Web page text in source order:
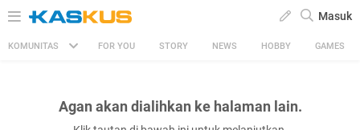
Masuk
KOMUNITAS FOR YOU STORY NEWS HOBBY GAMES
Agan akan dialihkan ke halaman lain.